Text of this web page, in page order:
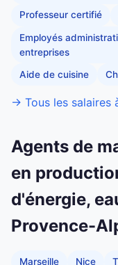
Professeur certifié
Employés
entreprises
Aide de cuisine
→ Tous les salaires
Agents de
en
d'énergie,
Provence-
Marseille Nice